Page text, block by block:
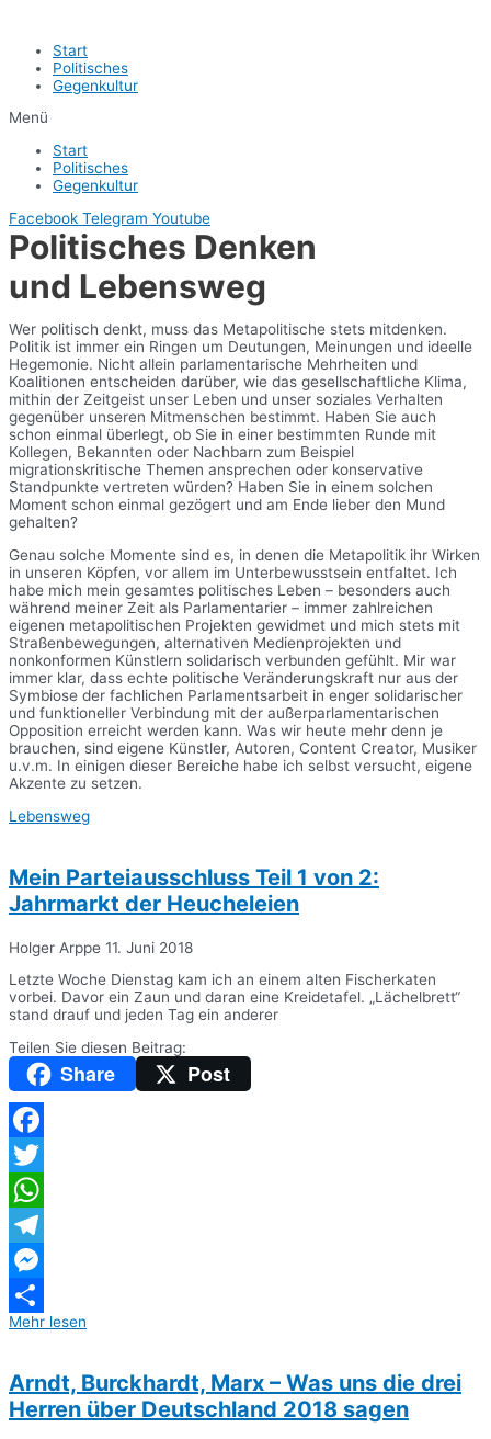
Start
Politisches
Gegenkultur
Menü
Start
Politisches
Gegenkultur
Facebook Telegram Youtube
Politisches Denken
und Lebensweg
Wer politisch denkt, muss das Metapolitische stets mitdenken.
Politik ist immer ein Ringen um Deutungen, Meinungen und ideelle
Hegemonie. Nicht allein parlamentarische Mehrheiten und
Koalitionen entscheiden darüber, wie das gesellschaftliche Klima,
mithin der Zeitgeist unser Leben und unser soziales Verhalten
gegenüber unseren Mitmenschen bestimmt. Haben Sie auch
schon einmal überlegt, ob Sie in einer bestimmten Runde mit
Kollegen, Bekannten oder Nachbarn zum Beispiel
migrationskritische Themen ansprechen oder konservative
Standpunkte vertreten würden? Haben Sie in einem solchen
Moment schon einmal gezögert und am Ende lieber den Mund
gehalten?
Genau solche Momente sind es, in denen die Metapolitik ihr Wirken
in unseren Köpfen, vor allem im Unterbewusstsein entfaltet. Ich
habe mich mein gesamtes politisches Leben – besonders auch
während meiner Zeit als Parlamentarier – immer zahlreichen
eigenen metapolitischen Projekten gewidmet und mich stets mit
Straßenbewegungen, alternativen Medienprojekten und
nonkonformen Künstlern solidarisch verbunden gefühlt. Mir war
immer klar, dass echte politische Veränderungskraft nur aus der
Symbiose der fachlichen Parlamentsarbeit in enger solidarischer
und funktioneller Verbindung mit der außerparlamentarischen
Opposition erreicht werden kann. Was wir heute mehr denn je
brauchen, sind eigene Künstler, Autoren, Content Creator, Musiker
u.v.m. In einigen dieser Bereiche habe ich selbst versucht, eigene
Akzente zu setzen.
Lebensweg
Mein Parteiausschluss Teil 1 von 2:
Jahrmarkt der Heucheleien
Holger Arppe 11. Juni 2018
Letzte Woche Dienstag kam ich an einem alten Fischerkaten
vorbei. Davor ein Zaun und daran eine Kreidetafel. „Lächelbrett“
stand drauf und jeden Tag ein anderer
Teilen Sie diesen Beitrag:
Share Post
Facebook
Twitter
WhatsApp
Telegram
Messenger
Teilen
Mehr lesen
Arndt, Burckhardt, Marx – Was uns die drei
Herren über Deutschland 2018 sagen